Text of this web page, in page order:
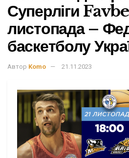
Суперліги
листопада –
баскетболу
Автор Komo 21.11.2023